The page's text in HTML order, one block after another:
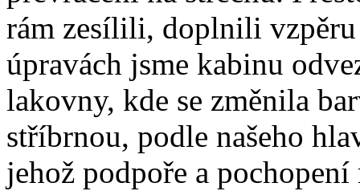
rám zesílili, doplnili
úpravách jsme kabinu
lakovny, kde se změnila
stříbrnou, podle našeho
jehož podpoře a